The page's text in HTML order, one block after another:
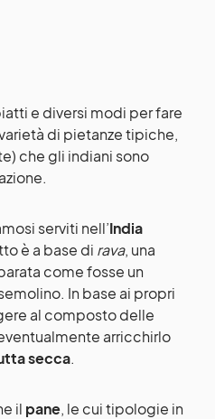
e diversi modi per fare
di pietanze tipiche,
che gli indiani sono
serviti nell’India
è a base di rava, una
come fosse un
In base ai propri
al composto delle
arricchirlo
secca.
il pane, le cui tipologie in